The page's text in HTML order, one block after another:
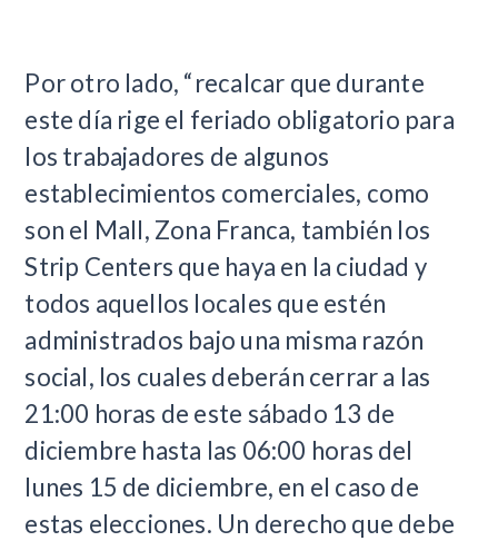
Por otro lado, “recalcar que durante
este día rige el feriado obligatorio para
los trabajadores de algunos
establecimientos comerciales, como
son el Mall, Zona Franca, también los
Strip Centers que haya en la ciudad y
todos aquellos locales que estén
administrados bajo una misma razón
social, los cuales deberán cerrar a las
21:00 horas de este sábado 13 de
diciembre hasta las 06:00 horas del
lunes 15 de diciembre, en el caso de
estas elecciones. Un derecho que debe